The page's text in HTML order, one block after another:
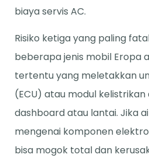
biaya servis AC.
Risiko ketiga yang paling
beberapa jenis mobil Eropa
tertentu yang meletakkan
(ECU) atau modul
dashboard atau lantai. Jika
mengenai komponen
bisa mogok total dan